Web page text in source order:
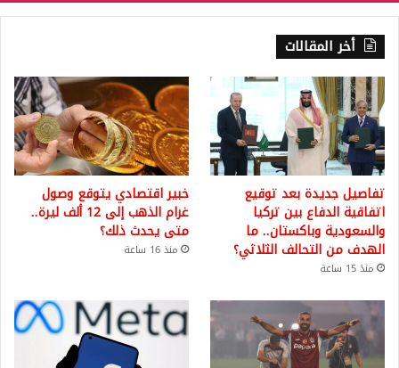
أخر المقالات
تفاصيل جديدة بعد توقيع
اتفاقية الدفاع بين تركيا
والسعودية وباكستان.. ما
الهدف من التحالف الثلاثي؟
منذ 15 ساعة
خبير اقتصادي يتوقع وصول
غرام الذهب إلى 12 ألف ليرة..
متى يحدث ذلك؟
منذ 16 ساعة